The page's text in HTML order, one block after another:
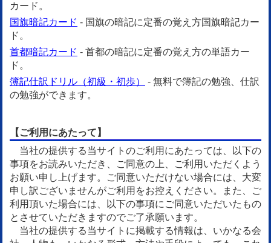
カード。
国旗暗記カード - 国旗の暗記に定番の覚え方国旗暗記カー
ド。
首都暗記カード - 首都の暗記に定番の覚え方の単語カー
ド。
簿記仕訳ドリル（初級・初歩）
- 無料で簿記の勉強、仕訳
の勉強ができます。
【ご利用にあたって】
当社の提供する当サイトのご利用にあたっては、以下の
事項をお読みいただき、ご同意の上、ご利用いただくよう
お願い申し上げます。ご同意いただけない場合には、大変
申し訳ございませんがご利用をお控えください。また、ご
利用頂いた場合には、以下の事項にご同意いただいたもの
とさせていただきますのでご了承願います。
当社の提供する当サイトに掲載する情報は、いかなる会